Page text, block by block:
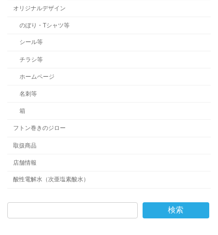
オリジナルデザイン
のぼり・Tシャツ等
シール等
チラシ等
ホームページ
名刺等
箱
フトン巻きのジロー
取扱商品
店舗情報
酸性電解水（次亜塩素酸水）
検索